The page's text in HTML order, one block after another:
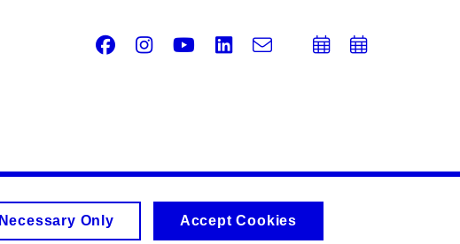
Facebook
Instagram
Youtube
LinkedIn
e-
AddAdd
Necessary Only Accept Cookies